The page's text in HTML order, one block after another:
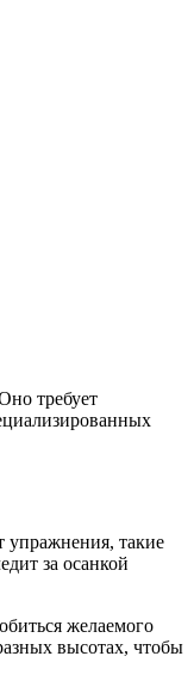
требует
упражнения, такие
за осанкой
желаемого
высотах, чтобы